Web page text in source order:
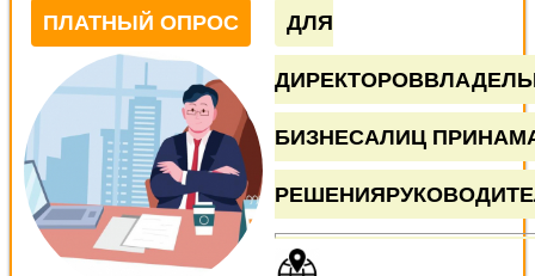
ПЛАТНЫЙ ОПРОС ДЛЯ
БИЗНЕСАЛИЦ